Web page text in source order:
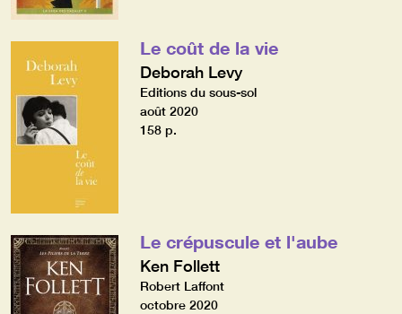
Le coût de la vie
Deborah Levy
Editions du sous-sol
août 2020
158 p.
Le crépuscule et l'aube
Ken Follett
Robert Laffont
octobre 2020